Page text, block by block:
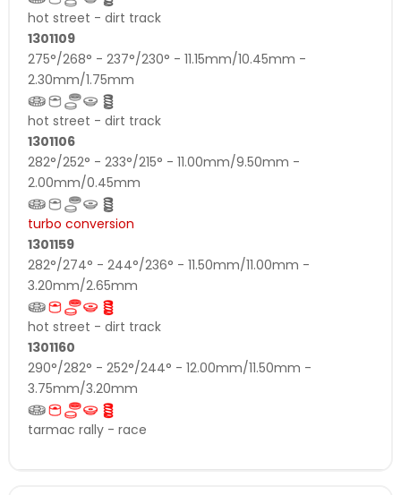
hot street - dirt track
1301109
275°/268° - 237°/230° - 11.15mm/10.45mm -
2.30mm/1.75mm
hot street - dirt track
1301106
282°/252° - 233°/215° - 11.00mm/9.50mm -
2.00mm/0.45mm
turbo conversion
1301159
282°/274° - 244°/236° - 11.50mm/11.00mm -
3.20mm/2.65mm
hot street - dirt track
1301160
290°/282° - 252°/244° - 12.00mm/11.50mm -
3.75mm/3.20mm
tarmac rally - race